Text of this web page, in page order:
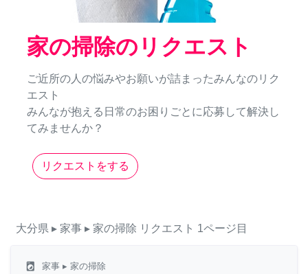
家の掃除のリクエスト
ご近所の人の悩みやお願いが詰まったみんなのリク
エスト
みんなが抱える日常のお困りごとに応募して解決し
てみませんか？
リクエストをする
大分県 ▸ 家事 ▸ 家の掃除 リクエスト 1ページ目
local_laundry_service 家事 ▸ 家の掃除